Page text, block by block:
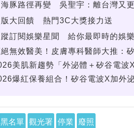
海豚路徑再變 吳聖宇：離台灣又
版大回饋 熱門3C大獎接力送
訂閱娛樂星聞 給你最即時的娛
無效醫美！皮膚專科醫師大推：
美肌新趨勢「外泌體＋矽谷電波
爆紅保養組合！矽谷電波X加外
黑名單 觀光署 停業 廢照